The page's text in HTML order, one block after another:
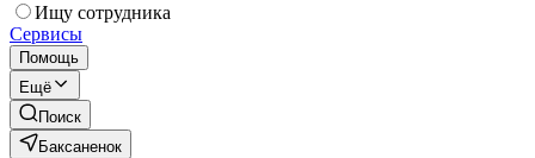
Ищу сотрудника
Сервисы
Помощь
Ещё
Поиск
Баксаненок